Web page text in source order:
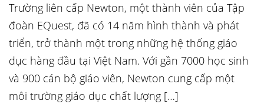
Trường liên cấp Newton, một thành viên của Tập
đoàn EQuest, đã có 14 năm hình thành và phát
triển, trở thành một trong những hệ thống giáo
dục hàng đầu tại Việt Nam. Với gần 7000 học sinh
và 900 cán bộ giáo viên, Newton cung cấp một
môi trường giáo dục chất lượng […]